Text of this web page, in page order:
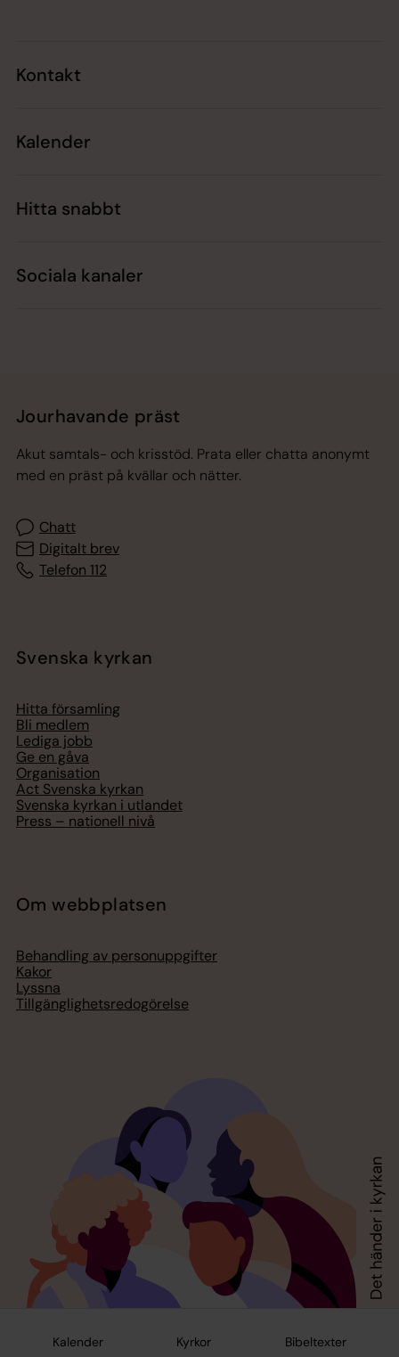
Kalender Kyrkor Bibeltexter
Kontakt
Kalender
Hitta snabbt
Sociala kanaler
Jourhavande präst
Akut samtals- och krisstöd. Prata eller chatta anonymt
med en präst på kvällar och nätter.
Chatt
Digitalt brev
Telefon 112
Svenska kyrkan
Hitta församling
Bli medlem
Lediga jobb
Ge en gåva
Organisation
Act Svenska kyrkan
Svenska kyrkan i utlandet
Press – nationell nivå
Om webbplatsen
Behandling av personuppgifter
Kakor
Lyssna
Tillgänglighetsredogörelse